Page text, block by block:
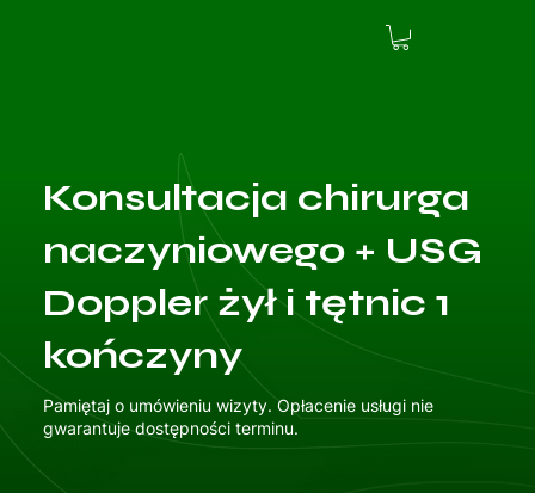
Konsultacja chirurga
naczyniowego + USG
Doppler żył i tętnic 1
kończyny
Pamiętaj o umówieniu wizyty. Opłacenie usługi nie
gwarantuje dostępności terminu.